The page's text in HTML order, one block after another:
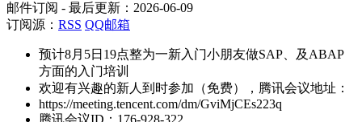
邮件订阅 - 最后更新： 2026-06-09
订阅源： RSS QQ邮箱
预计8月5日19点整为一新入门小朋友做SAP、及ABAP
方面的入门培训
欢迎有兴趣的新人到时参加（免费），腾讯会议地址：
https://meeting.tencent.com/dm/GviMjCEs223q
腾讯会议ID：176-928-322